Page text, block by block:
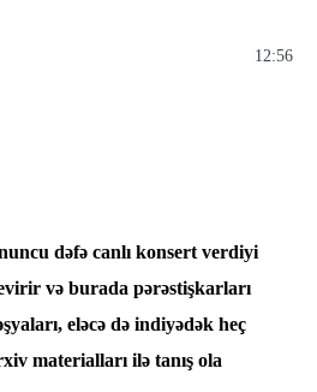
12:56
dəfə canlı konsert verdiyi
və burada pərəstişkarları
eləcə də indiyədək heç
materialları ilə tanış ola